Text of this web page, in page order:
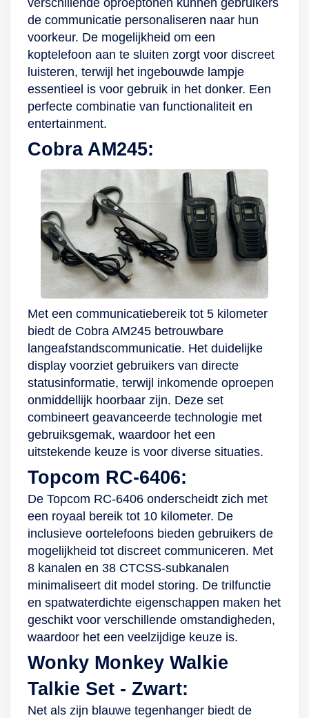
verschillende oproeptonen kunnen gebruikers
de communicatie personaliseren naar hun
voorkeur. De mogelijkheid om een
koptelefoon aan te sluiten zorgt voor discreet
luisteren, terwijl het ingebouwde lampje
essentieel is voor gebruik in het donker. Een
perfecte combinatie van functionaliteit en
entertainment.
Cobra AM245:
Met een communicatiebereik tot 5 kilometer
biedt de Cobra AM245 betrouwbare
langeafstandscommunicatie. Het duidelijke
display voorziet gebruikers van directe
statusinformatie, terwijl inkomende oproepen
onmiddellijk hoorbaar zijn. Deze set
combineert geavanceerde technologie met
gebruiksgemak, waardoor het een
uitstekende keuze is voor diverse situaties.
Topcom RC-6406:
De Topcom RC-6406 onderscheidt zich met
een royaal bereik tot 10 kilometer. De
inclusieve oortelefoons bieden gebruikers de
mogelijkheid tot discreet communiceren. Met
8 kanalen en 38 CTCSS-subkanalen
minimaliseert dit model storing. De trilfunctie
en spatwaterdichte eigenschappen maken het
geschikt voor verschillende omstandigheden,
waardoor het een veelzijdige keuze is.
Wonky Monkey Walkie
Talkie Set - Zwart:
Net als zijn blauwe tegenhanger biedt de